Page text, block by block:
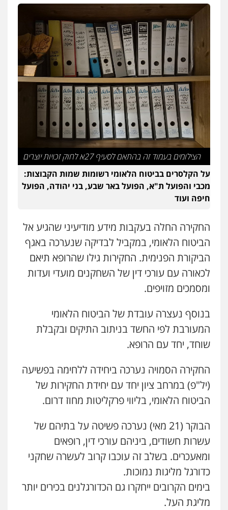
הצילומים בעמוד זה בהתאם לסעיף 27א לחוק זכויות יוצרים
על הקלסרים בביטוח הלאומי רשומות שמות הקבוצות:
מכבי והפועל ת"א, הפועל באר שבע, בני יהודה, הפועל
חיפה ועוד
החקירה החלה בעקבות מידע מודיעיני שהגיע אל
הביטוח הלאומי, במקביל לבדיקה שנערכה באגף
הביקורת הפנימית. החקירות גילו שהרופא תיאם
לכאורה עם עורכי דין של השחקנים מועדי ועדות
ומסמכים מזויפים.
בנוסף נעצרה עובדת של הביטוח הלאומי
המעורבת לפי החשד בניתוב התיקים ובקבלת
שוחד, יחד עם הרופא.
החקירה הסמויה נערכה ביחידה ללחימה בפשיעה
(יל"פ) במרחב ציון יחד עם יחידת החקירות של
הביטוח הלאומי, בליווי פרקליטות מחוז דרום.
הבוקר (21 מאי) נערכה פשיטה על בתיהם של
עשרות חשודים, ביניהם עורכי דין, רופאים
ומאעכרים. בשלב זה עוכבו קרוב לעשרה שחקני
כדורגל מליגות נמוכות.
בימים הקרובים ייחקרו גם הכדורגלנים בכירים יותר
מליגת העל.